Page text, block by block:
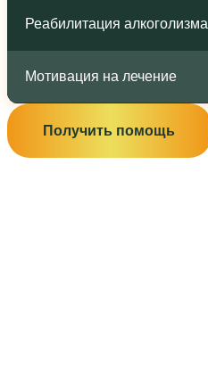
Реабилитация алкоголизма
Мотивация на лечение
Получить помощь